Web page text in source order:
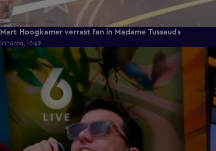
Mart Hoogkamer verrast fan in Madame Tussauds
Vandaag, 15:49